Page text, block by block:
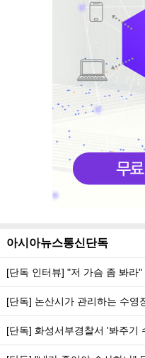
아시아뉴스통신단독
[단독 인터뷰] "저 가슴 좀 봐라
[단독] 논산시가 관리하는 수영
[단독] 화성서부경찰서 '봐주